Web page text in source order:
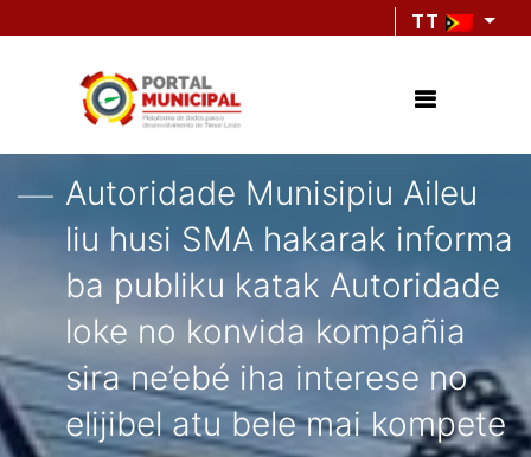
TT
Autoridade Munisipiu Aileu
liu husi SMA hakarak informa
ba publiku katak Autoridade
loke no konvida kompañia
sira ne’ebé iha interese no
elijibel atu bele mai kompete